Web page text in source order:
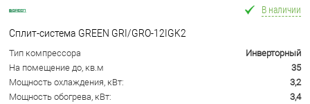
В наличии
Сплит-система GREEN GRI/GRO-12IGK2
Тип компрессора
Инверторный
На помещение до, кв.м
35
Мощность охлаждения, кВт:
3,2
Мощность обогрева, кВт:
3,4